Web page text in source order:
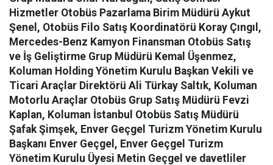
Hizmetler Otobüs Pazarlama Birim Müdürü Aykut
Şenel, Otobüs Filo Satış Koordinatörü Koray Çıngıl,
Mercedes-Benz Kamyon Finansman Otobüs Satış
ve İş Geliştirme Grup Müdürü Kemal Üşenmez,
Koluman Holding Yönetim Kurulu Başkan Vekili ve
Ticari Araçlar Direktörü Ali Türkay Saltık, Koluman
Motorlu Araçlar Otobüs Grup Satış Müdürü Fevzi
Kaplan, Koluman İstanbul Otobüs Satış Müdürü
Şafak Şimşek, Enver Geçgel Turizm Yönetim Kurulu
Başkanı Enver Geçgel, Enver Geçgel Turizm
Yönetim Kurulu Üyesi Metin Geçgel ve davetliler